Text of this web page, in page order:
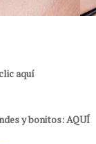
aquí
y bonitos: AQUÍ